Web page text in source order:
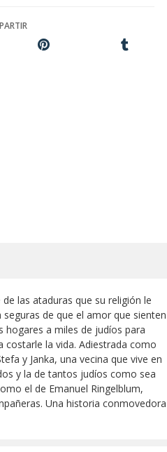
las ataduras que su religión le
de que el amor que sienten
hogares a miles de judíos para
costarle la vida. Adiestrada como
y Janka, una vecina que vive en
y la de tantos judíos como sea
el de Emanuel Ringelblum,
Una historia conmovedora